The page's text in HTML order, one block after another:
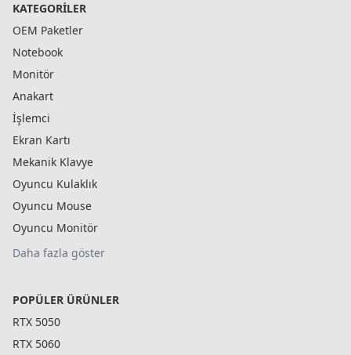
KATEGORILER
OEM Paketler
Notebook
Monitör
Anakart
İşlemci
Ekran Kartı
Mekanik Klavye
Oyuncu Kulaklık
Oyuncu Mouse
Oyuncu Monitör
Daha fazla göster
POPÜLER ÜRÜNLER
RTX 5050
RTX 5060